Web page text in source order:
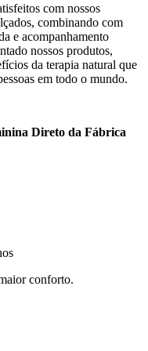
com nossos
combinando com
e acompanhamento
nossos produtos,
da terapia natural que
em todo o mundo.
Direto da Fábrica
conforto.